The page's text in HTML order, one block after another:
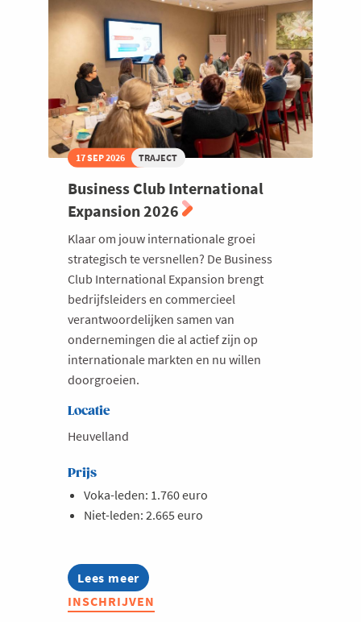
17 SEP 2026 TRAJECT
Business Club International
Expansion 2026
Klaar om jouw internationale groei
strategisch te versnellen? De Business
Club International Expansion brengt
bedrijfsleiders en commercieel
verantwoordelijken samen van
ondernemingen die al actief zijn op
internationale markten en nu willen
doorgroeien.
Locatie
Heuvelland
Prijs
Voka-leden: 1.760 euro
Niet-leden: 2.665 euro
Lees meer
about
Business
Club
INSCHRIJVEN